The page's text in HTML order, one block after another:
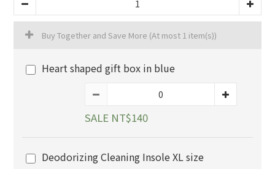
Buy Together and Save More (At most 1 item(s))
Heart shaped gift box in blue
SALE NT$140
Deodorizing Cleaning Insole XL size